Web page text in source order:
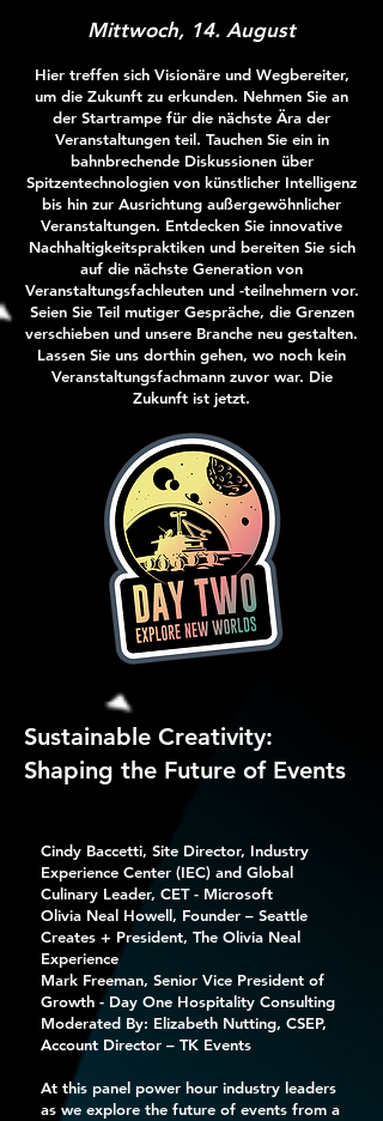
Mittwoch, 14. August
Hier treffen sich Visionäre und Wegbereiter,
um die Zukunft zu erkunden. Nehmen Sie an
der Startrampe für die nächste Ära der
Veranstaltungen teil. Tauchen Sie ein in
bahnbrechende Diskussionen über
Spitzentechnologien von künstlicher Intelligenz
bis hin zur Ausrichtung außergewöhnlicher
Veranstaltungen. Entdecken Sie innovative
Nachhaltigkeitspraktiken und bereiten Sie sich
auf die nächste Generation von
Veranstaltungsfachleuten und -teilnehmern vor.
Seien Sie Teil mutiger Gespräche, die Grenzen
verschieben und unsere Branche neu gestalten.
Lassen Sie uns dorthin gehen, wo noch kein
Veranstaltungsfachmann zuvor war. Die
Zukunft ist jetzt.
Sustainable Creativity:
Shaping the Future of Events
Cindy Baccetti, Site Director, Industry
Experience Center (IEC) and Global
Culinary Leader, CET - Microsoft
Olivia Neal Howell, Founder – Seattle
Creates + President, The Olivia Neal
Experience
Mark Freeman, Senior Vice President of
Growth - Day One Hospitality Consulting
Moderated By: Elizabeth Nutting, CSEP,
Account Director – TK Events
At this panel power hour industry leaders
as we explore the future of events from a